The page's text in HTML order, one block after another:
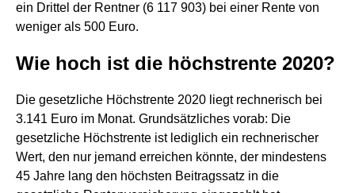
ein Drittel der Rentner (6 117 903) bei einer Rente von
weniger als 500 Euro.
Wie hoch ist die höchstrente 2020?
Die gesetzliche Höchstrente 2020 liegt rechnerisch bei
3.141 Euro im Monat. Grundsätzliches vorab: Die
gesetzliche Höchstrente ist lediglich ein rechnerischer
Wert, den nur jemand erreichen könnte, der mindestens
45 Jahre lang den höchsten Beitragssatz in die